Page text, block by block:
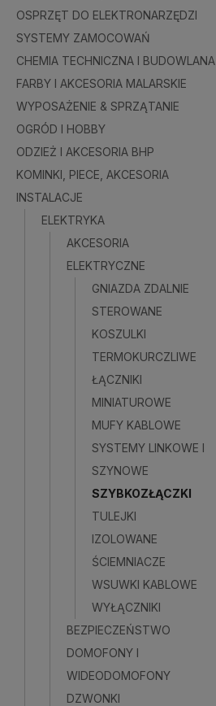
OSPRZĘT DO ELEKTRONARZĘDZI
SYSTEMY ZAMOCOWAŃ
CHEMIA TECHNICZNA I BUDOWLANA
FARBY I AKCESORIA MALARSKIE
WYPOSAŻENIE & SPRZĄTANIE
OGRÓD I HOBBY
ODZIEŻ I AKCESORIA BHP
KOMINKI, PIECE, AKCESORIA
INSTALACJE
ELEKTRYKA
AKCESORIA
ELEKTRYCZNE
GNIAZDA ZDALNIE
STEROWANE
KOSZULKI
TERMOKURCZLIWE
ŁĄCZNIKI
MINIATUROWE
MUFY KABLOWE
SYSTEMY LINKOWE I
SZYNOWE
SZYBKOZŁĄCZKI
TULEJKI
IZOLOWANE
ŚCIEMNIACZE
WSUWKI KABLOWE
WYŁĄCZNIKI
BEZPIECZEŃSTWO
DOMOFONY I
WIDEODOMOFONY
DZWONKI